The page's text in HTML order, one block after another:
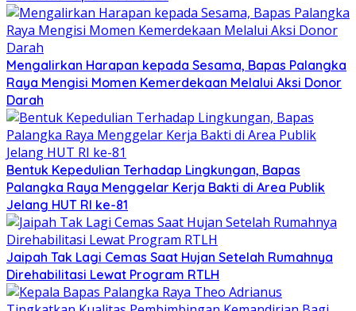
Mengalirkan Harapan kepada Sesama, Bapas Palangka
Raya Mengisi Momen Kemerdekaan Melalui Aksi Donor
Darah
Bentuk Kepedulian Terhadap Lingkungan, Bapas
Palangka Raya Menggelar Kerja Bakti di Area Publik
Jelang HUT RI ke-81
Jaipah Tak Lagi Cemas Saat Hujan Setelah Rumahnya
Direhabilitasi Lewat Program RTLH